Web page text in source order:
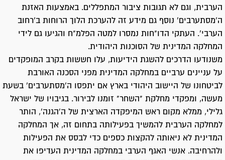
הערבית, וגם לא תגובות ציבור המתפללים. באמצעות האזנת
ה'מסתערבים' נוסף גם מידע זה להערכת הלוך הרוחות ב'רחוב
הערבי'. העתקי הדו"חות נמסרו למטה הפלמ"ח והגיעו גם לידי
המחלקה המדינית של הסוכנות היהודית.
משנודעו הדרכים להשגת הידיעות, עלו חששות בקרב המופקדים
על עניינים ערביים במחלקה המדינית מפני הסכנה האורבת
לביטחונו של היישוב היהודי בארץ אם יתפסו ה'מסתערבים' בשעת
מעשה, ומפקדי מחלקת "השחר" זומנו לבירור. בגיבויו של ישראל
גלילי, ממלא מקום ראש המיפקדה הארצית של ה'הגנה', הותר
למחלקה הערבית להמשיך בפעילותה בתחום זה, אך המחלקה
המדינית לא ניאותה להקצות כספים כדי לבסס את הפעילות
ולהרחיבה. אנשי האגף הערבי במחלקה המדינית העדיפו את